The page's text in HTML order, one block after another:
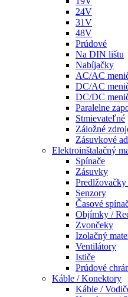
24V
31V
48V
Prúdové
Na DIN lištu
Nabíjačky
AC/AC
DC/AC
DC/DC
Paralelne
Stmievateľné
Záložné
Zásuvkové
Elektroinštalačný
Spínače
Zásuvky
Senzory
Časové
Objímky /
Zvončeky
Izolačný
Ventilátory
Ističe
Prúdové
Káble / Konektory
Káble /